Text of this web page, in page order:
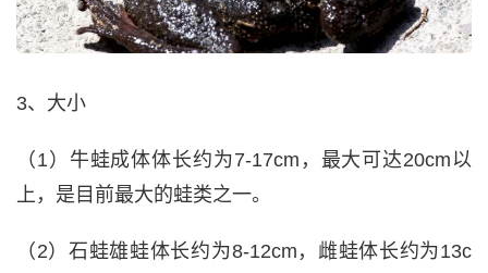
3、大小
（1）牛蛙成体体长约为7-17cm，最大可达20cm以
上，是目前最大的蛙类之一。
（2）石蛙雄蛙体长约为8-12cm，雌蛙体长约为13c